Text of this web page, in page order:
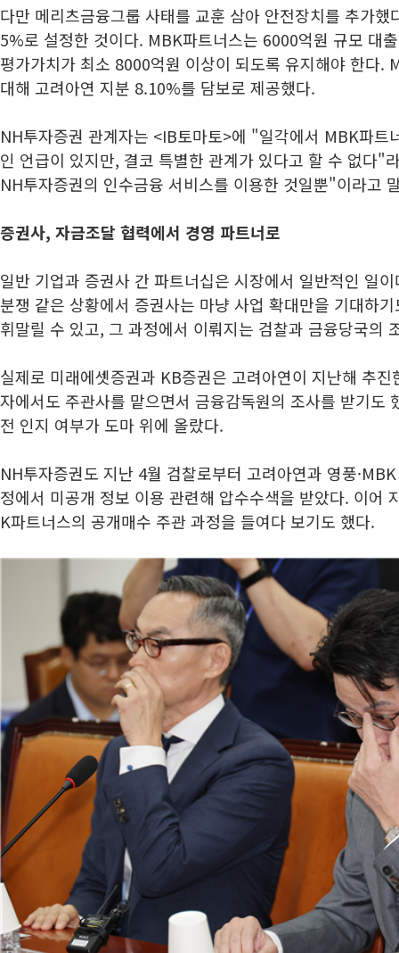
다만 메리츠금융그룹 사태를 교훈 삼아 안전장치를 추가했
5%로 설정한 것이다. MBK파트너스는 6000억원 규모 대
평가가치가 최소 8000억원 이상이 되도록 유지해야 한다.
대해 고려아연 지분 8.10%를 담보로 제공했다.
NH투자증권 관계자는 <IB토마토>에 "일각에서 MBK파트
인 언급이 있지만, 결코 특별한 관계가 있다고 할 수 없다"
NH투자증권의 인수금융 서비스를 이용한 것일뿐"이라고
증권사, 자금조달 협력에서 경영 파트너로
일반 기업과 증권사 간 파트너십은 시장에서 일반적인 일
분쟁 같은 상황에서 증권사는 마냥 사업 확대만을 기대하
휘말릴 수 있고, 그 과정에서 이뤄지는 검찰과 금융당국의
실제로 미래에셋증권과 KB증권은 고려아연이 지난해 추
자에서도 주관사를 맡으면서 금융감독원의 조사를 받기도
전 인지 여부가 도마 위에 올랐다.
NH투자증권도 지난 4월 검찰로부터 고려아연과 영풍
정에서 미공개 정보 이용 관련해 압수수색을 받았다. 이어
K파트너스의 공개매수 주관 과정을 들여다 보기도 했다.